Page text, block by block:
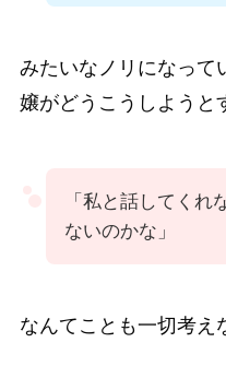
みたいなノリになって
嬢がどうこうしようと
「私と話してくれ
ないのかな」
なんてことも一切考え